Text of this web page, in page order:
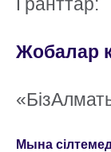
Жобалар
Мына